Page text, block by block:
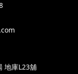
地庫L23舖